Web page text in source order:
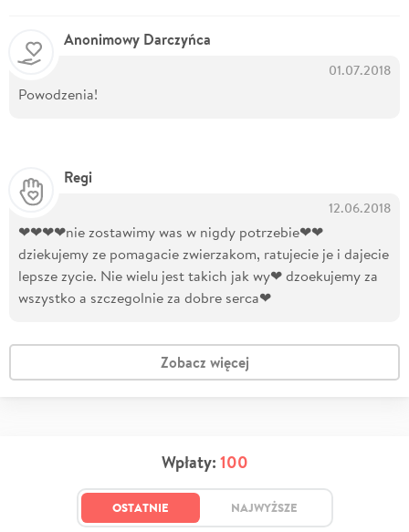
Anonimowy Darczyńca
01.07.2018
Powodzenia!
Regi
12.06.2018
❤❤❤❤nie zostawimy was w nigdy potrzebie❤❤
dziekujemy ze pomagacie zwierzakom, ratujecie je i dajecie
lepsze zycie. Nie wielu jest takich jak wy❤ dzoekujemy za
wszystko a szczegolnie za dobre serca❤
Zobacz więcej
Wpłaty: 100
OSTATNIE NAJWYŻSZE